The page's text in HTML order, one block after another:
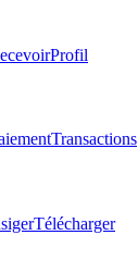
Profil
Transactions
Télécharger